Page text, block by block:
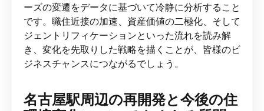
ーズの変遷をデータに基づいて冷静に分析すること
です。職住近接の加速、資産価値の二極化、そして
ジェントリフィケーションといった流れを読み解
き、変化を先取りした戦略を描くことが、皆様のビ
ジネスチャンスにつながるでしょう。
名古屋駅周辺の再開発と今後の住